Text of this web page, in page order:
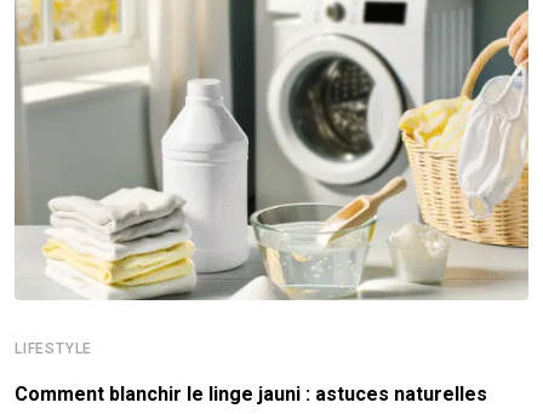
LIFESTYLE
Comment blanchir le linge jauni : astuces naturelles